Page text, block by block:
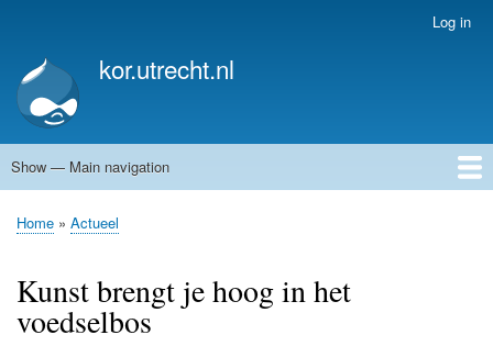
account
menu
Log in
kor.utrecht.nl
Main
Show — Main navigation
Home
Kunstwerken
Actueel
Routes
Breadcrumb
Home Actueel
Kunst brengt je hoog in het
voedselbos